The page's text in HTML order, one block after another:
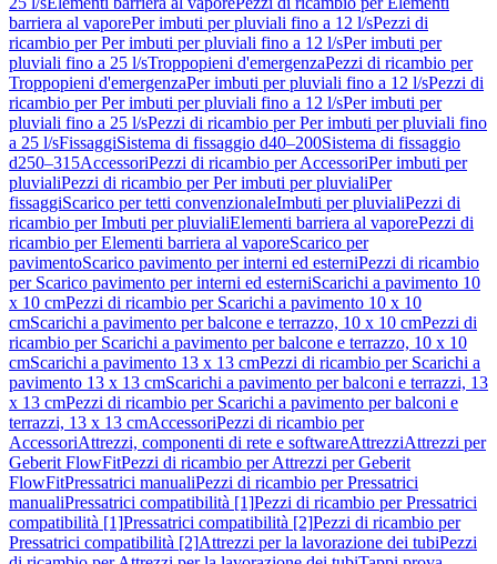
barriera al vaporePer imbuti per pluviali fino a 12 l/sPezzi di
ricambio per Per imbuti per pluviali fino a 12 l/sPer imbuti per
pluviali fino a 25 l/sTroppopieni d'emergenzaPezzi di ricambio per
Troppopieni d'emergenzaPer imbuti per pluviali fino a 12 l/sPezzi di
ricambio per Per imbuti per pluviali fino a 12 l/sPer imbuti per
pluviali fino a 25 l/sPezzi di ricambio per Per imbuti per pluviali fino
a 25 l/sFissaggiSistema di fissaggio d40–200Sistema di fissaggio
d250–315AccessoriPezzi di ricambio per AccessoriPer imbuti per
pluvialiPezzi di ricambio per Per imbuti per pluvialiPer
fissaggiScarico per tetti convenzionaleImbuti per pluvialiPezzi di
ricambio per Imbuti per pluvialiElementi barriera al vaporePezzi di
ricambio per Elementi barriera al vaporeScarico per
pavimentoScarico pavimento per interni ed esterniPezzi di ricambio
per Scarico pavimento per interni ed esterniScarichi a pavimento 10
x 10 cmPezzi di ricambio per Scarichi a pavimento 10 x 10
cmScarichi a pavimento per balcone e terrazzo, 10 x 10 cmPezzi di
ricambio per Scarichi a pavimento per balcone e terrazzo, 10 x 10
cmScarichi a pavimento 13 x 13 cmPezzi di ricambio per Scarichi a
pavimento 13 x 13 cmScarichi a pavimento per balconi e terrazzi, 13
x 13 cmPezzi di ricambio per Scarichi a pavimento per balconi e
terrazzi, 13 x 13 cmAccessoriPezzi di ricambio per
AccessoriAttrezzi, componenti di rete e softwareAttrezziAttrezzi per
Geberit FlowFitPezzi di ricambio per Attrezzi per Geberit
FlowFitPressatrici manualiPezzi di ricambio per Pressatrici
manualiPressatrici compatibilità [1]Pezzi di ricambio per Pressatrici
compatibilità [1]Pressatrici compatibilità [2]Pezzi di ricambio per
Pressatrici compatibilità [2]Attrezzi per la lavorazione dei tubiPezzi